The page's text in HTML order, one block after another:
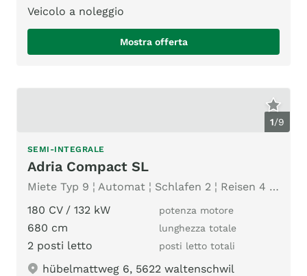
Veicolo a noleggio
Mostra offerta
1/9
SEMI-INTEGRALE
Adria Compact SL
Miete Typ 9 ¦ Automat ¦ Schlafen 2 ¦ Reisen 4 ¦ Markise
180 CV / 132 kW
potenza motore
680 cm lunghezza totale
2 posti letto posti letto totali
hübelmattweg 6, 5622 waltenschwil